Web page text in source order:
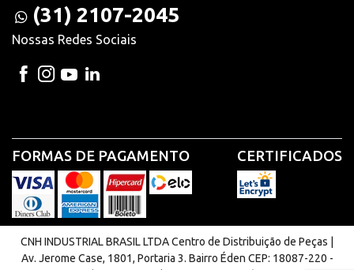
(31) 2107-2045
Nossas Redes Sociais
FORMAS DE PAGAMENTO CERTIFICADOS
CNH INDUSTRIAL BRASIL LTDA Centro de Distribuição de Peças |
Av. Jerome Case, 1801, Portaria 3. Bairro Éden CEP: 18087-220 -